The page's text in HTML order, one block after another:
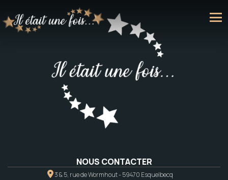
NOUS CONTACTER
3 & 5, rue de Wormhout - 59470 Esquelbecq